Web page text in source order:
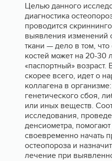
Целью данного
диагностика
проводится
выявления изменений
ткани — дело в том,
костей может на 20-30
«паспортный» возраст.
скорее всего, идет о
коллагена в
генетического сбоя,
или иных веществ.
исследования,
денсиометра,
своевременно начать
остеопороза и
лечение при